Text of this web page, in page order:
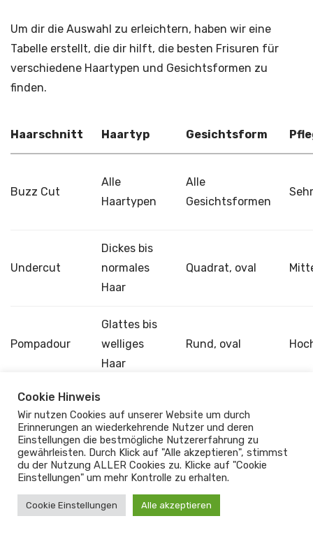
Um dir die Auswahl zu erleichtern, haben wir eine
Tabelle erstellt, die dir hilft, die besten Frisuren für
verschiedene Haartypen und Gesichtsformen zu
finden.
Haarschnitt Haartyp Gesichtsform
Buzz Cut
Alle
Haartypen
Alle
Gesichtsformen
Undercut
Dickes bis
normales
Haar
Quadrat, oval
Pompadour
Glattes bis
welliges
Haar
Rund, oval
Crew Cut
Kurzes bis
mittellanges
Haar
Rechteckig,
oval
5. Fazit: Coole Frisuren für
Cookie Hinweis
Wir nutzen Cookies auf unserer Website um durch
Erinnerungen an wiederkehrende Nutzer und deren
Einstellungen die bestmögliche Nutzererfahrung zu
gewährleisten. Durch Klick auf "Alle akzeptieren", stimmst
du der Nutzung ALLER Cookies zu. Klicke auf "Cookie
Einstellungen" um mehr Kontrolle zu erhalten.
Cookie Einstellungen Alle akzeptieren